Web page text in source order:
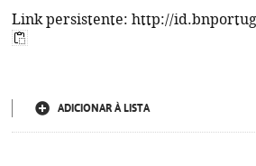
Link persistente: http://
ADICIONAR À LISTA